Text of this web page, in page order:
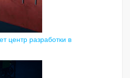
центр разработки в